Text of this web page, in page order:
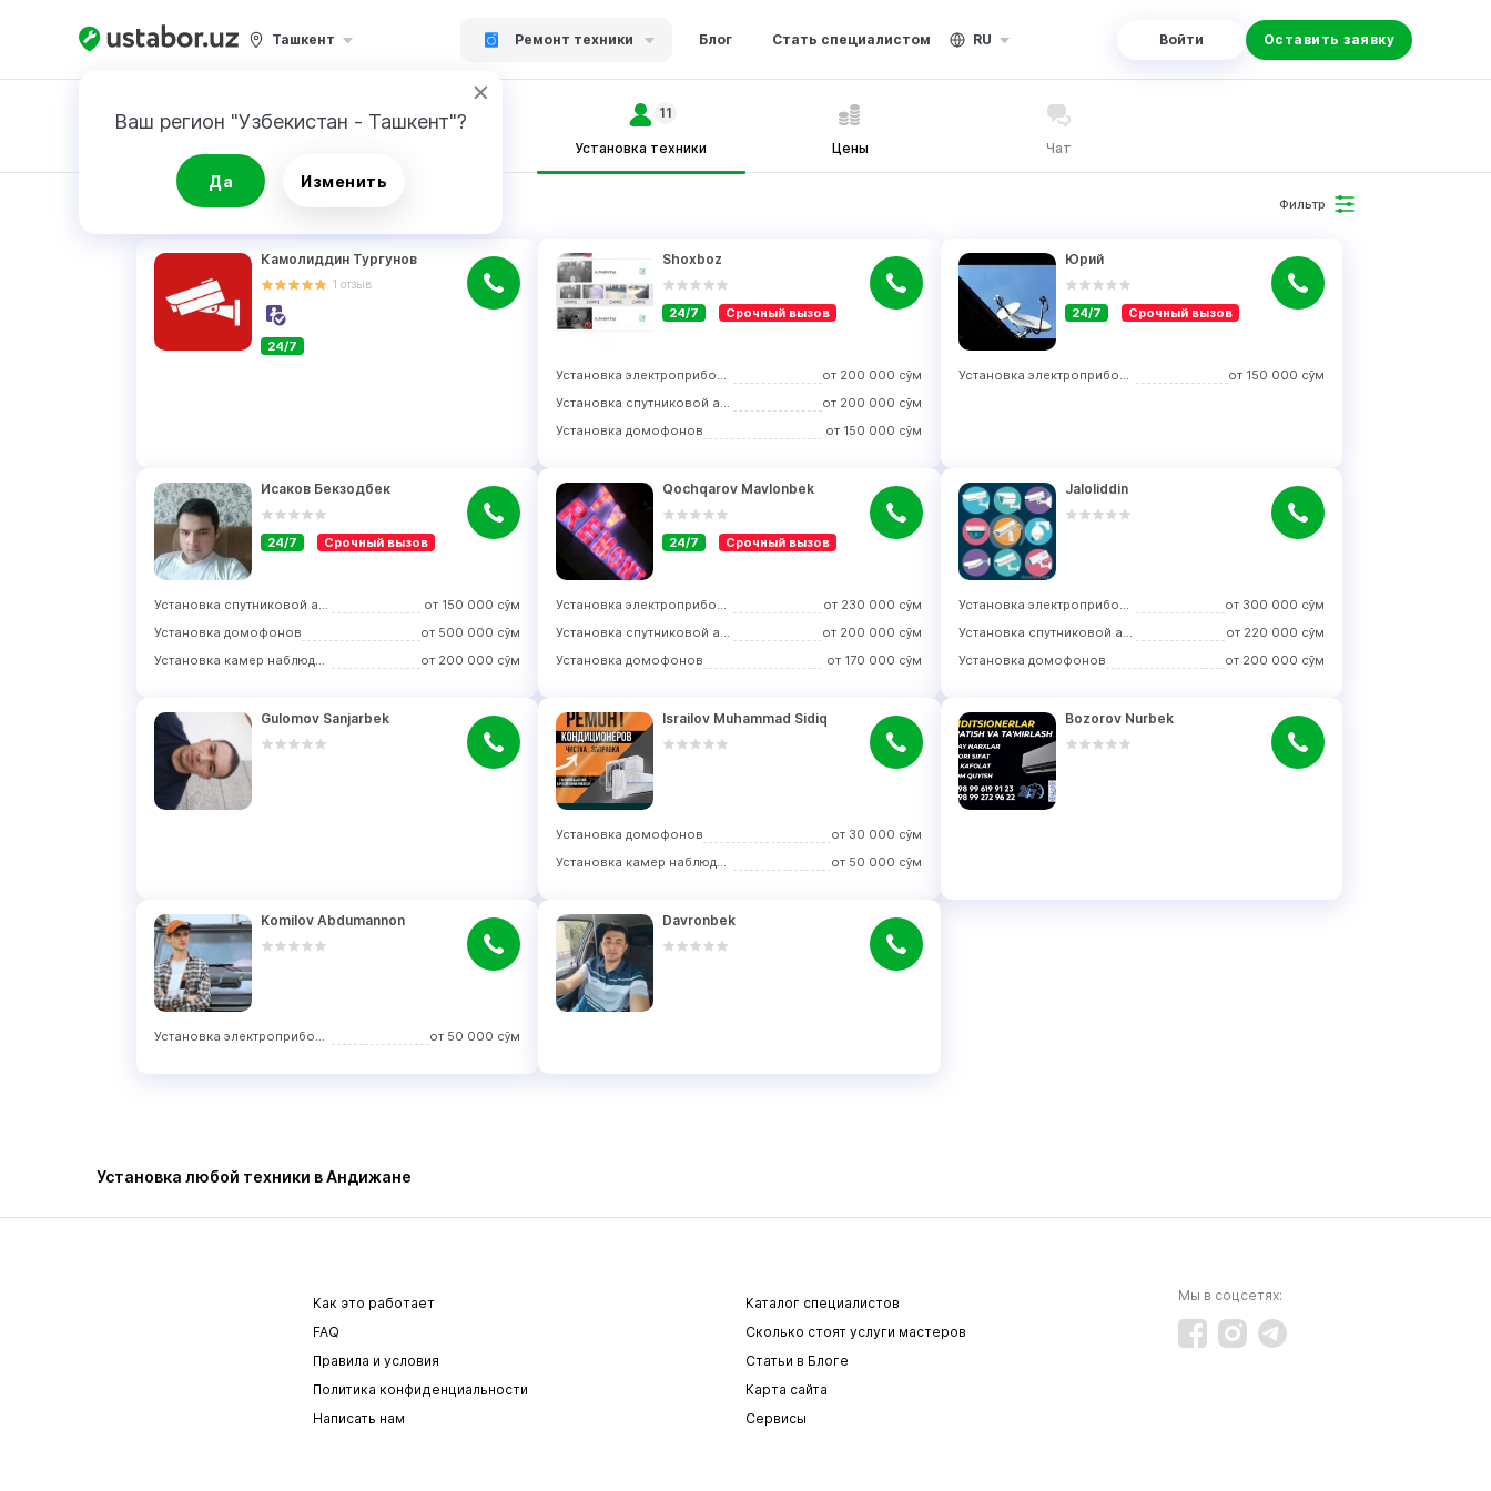
Ташкент Ремонт техники Блог Стать специалистом RU Войти Оставить заявку
Ваш регион "Узбекистан - Ташкент"?
Да Изменить
Установка техники
11
Цены Чат
РЕЗУЛЬТАТ Фильтр
Камолиддин Тургунов
1 отзыв
24/7
Shoxboz
24/7 Срочный вызов
Установка электроприборов от 200 000 сўм
Установка спутниковой антенны
от 200 000 сўм
Установка домофонов
от 150 000 сўм
Юрий
24/7 Срочный вызов
Установка электроприборов от 150 000 сўм
Исаков Бекзодбек
24/7 Срочный вызов
Установка спутниковой антенны от 150 000 сўм
Установка домофонов
от 500 000 сўм
Установка камер наблюдения
от 200 000 сўм
Qochqarov Mavlonbek
24/7 Срочный вызов
Установка электроприборов от 230 000 сўм
Установка спутниковой антенны
от 200 000 сўм
Установка домофонов
от 170 000 сўм
Jaloliddin
Установка электроприборов от 300 000 сўм
Установка спутниковой антенны
от 220 000 сўм
Установка домофонов
от 200 000 сўм
Gulomov Sanjarbek Israilov Muhammad Sidiq
Установка домофонов от 30 000 сўм
Установка камер наблюдения
от 50 000 сўм
Bozorov Nurbek
Komilov Abdumannon
Установка электроприборов от 50 000 сўм
Davronbek
Установка любой техники в Андижане
Как это работает
Каталог специалистов
FAQ
Сколько стоят услуги мастеров
Правила и условия
Статьи в Блоге
Политика конфиденциальности
Карта сайта
Написать нам
Сервисы
Мы в соцсетях: